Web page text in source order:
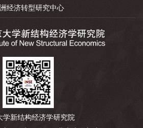
经济转型研究中心
学新结构经济学研究院